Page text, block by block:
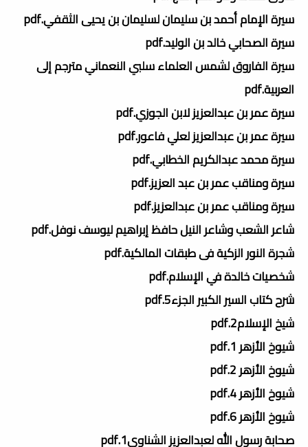
سيرة الإمام أحمد بن سليمان لسليمان بن يحيى الثقفي.pdf
سيرة الصحابي خالد بن الوليد.pdf
سيرة الفاروق لشمس العلماء سلبي النعماني مترجم إلى
العربية.pdf
سيرة عمر بن عبدالعزيز لابن الجوزي.pdf
سيرة عمر بن عبدالعزيز لعلي فاعور.pdf
سيرة محمد عبدالكريم الخطابي.pdf
سيرة ومناقب عمر بن عبد العزيز.pdf
سيرة ومناقب عمر بن عبدالعزيز.pdf
شاعر الشعب وشاعر النيل حافظ إبراهيم ليوسف نوفل.pdf
شجرة النور الزكية فى طبقات المالكية.pdf
شخصيات خالدة في الإسلام.pdf
شرح كتاب السير الكبير الجزء5.pdf
شيخ الإسلام2.pdf
شيوخ الأزهر 1.pdf
شيوخ الأزهر 2.pdf
شيوخ الأزهر 4.pdf
شيوخ الأزهر 6.pdf
صحابة رسول الله لعبدالعزيز الشناوي1.pdf